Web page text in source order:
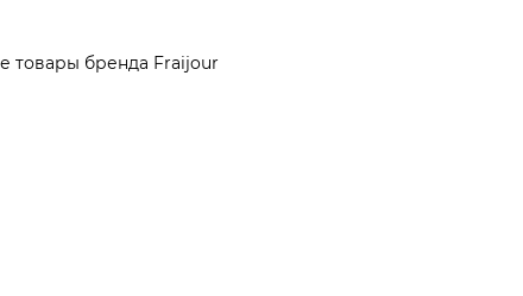
товары бренда Fraijour